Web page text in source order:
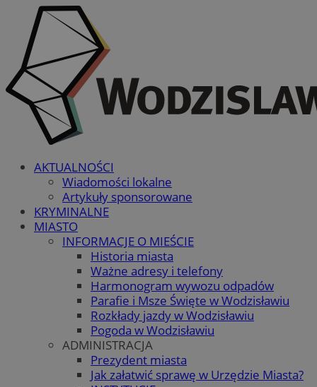
AKTUALNOŚCI
Wiadomości lokalne
Artykuły sponsorowane
KRYMINALNE
MIASTO
INFORMACJE O MIEŚCIE
Historia miasta
Ważne adresy i telefony
Harmonogram wywozu odpadów
Parafie i Msze Święte w Wodzisławiu
Rozkłady jazdy w Wodzisławiu
Pogoda w Wodzisławiu
ADMINISTRACJA
Prezydent miasta
Jak załatwić sprawę w Urzędzie Miasta?